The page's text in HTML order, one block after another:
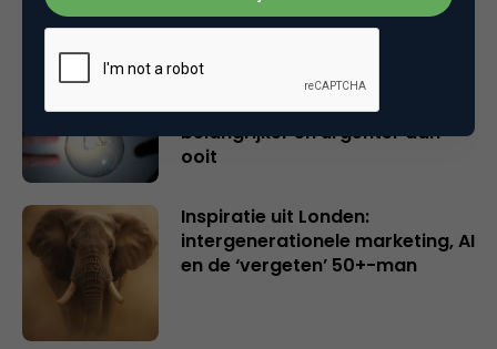
Creatieve sector als aanjager
van innovatie en ontsluiter en
verbinder van industrieën
belangrijker en urgenter dan
ooit
Inspiratie uit Londen:
intergenerationele marketing, AI
en de ‘vergeten’ 50+-man